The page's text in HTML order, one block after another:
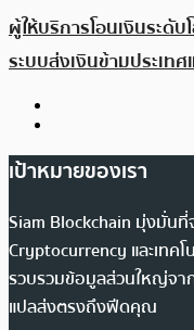
ผู้ให้บริการโอนเงินระดั
ระบบส่งเงินข้ามประเท
เป้าหมายของเรา
Siam Blockchain มุ่งมั่นที่
Cryptocurrency และเทค
รวบรวมข้อมูลส่วนใหญ่จาก
แปลส่งตรงถึงฟีดคุณ